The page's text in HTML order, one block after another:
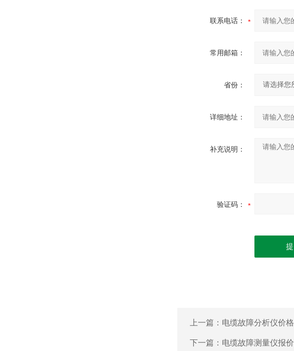
联系电话：
常用邮箱：
省份：
详细地址：
补充说明：
验证码：
上一篇： 电缆故障分析仪价格
下一篇： 电缆故障测量仪报价